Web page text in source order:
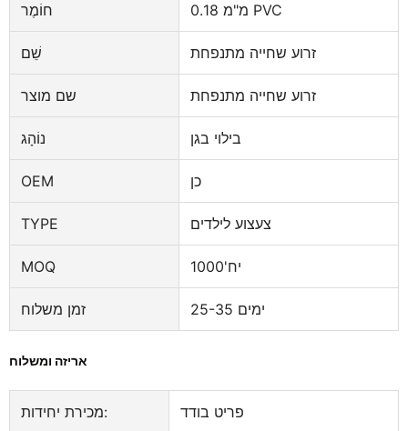
חוֹמֶר 0.18 מ"מ PVC
שֵׁם זרוע שחייה מתנפחת
שם מוצר זרוע שחייה מתנפחת
נוֹהָג בילוי בגן
OEM כן
TYPE צעצוע לילדים
MOQ יח'1000
זמן משלוח 25-35 ימים
אריזה ומשלוח
מכירת יחידות: פריט בודד